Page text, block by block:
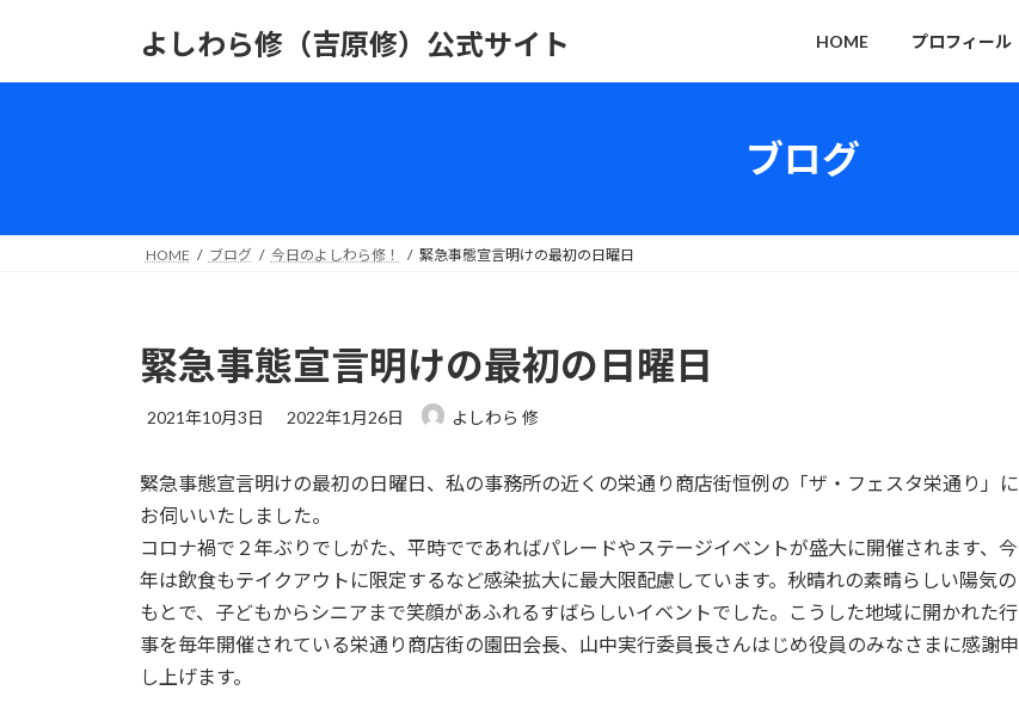
ッ
移
よしわら修（吉原修）公式サイト HOME プロフィール
ブログ
HOME ブログ 今日のよしわら修！ 緊急事態宣言明けの最初の日曜日
緊急事態宣言明けの最初の日曜日
2021年10月3日
最
新
日
:
2022年1月26日 よしわら 修
緊急事態宣言明けの最初の日曜日、私の事務所の近くの栄通り商店街恒例の「ザ・フェスタ栄通り」に
お伺いいたしました。
コロナ禍で２年ぶりでしがた、平時でであればパレードやステージイベントが盛大に開催されます、今
年は飲食もテイクアウトに限定するなど感染拡大に最大限配慮しています。秋晴れの素晴らしい陽気の
もとで、子どもからシニアまで笑顔があふれるすばらしいイベントでした。こうした地域に開かれた行
事を毎年開催されている栄通り商店街の園田会長、山中実行委員長さんはじめ役員のみなさまに感謝申
し上げます。